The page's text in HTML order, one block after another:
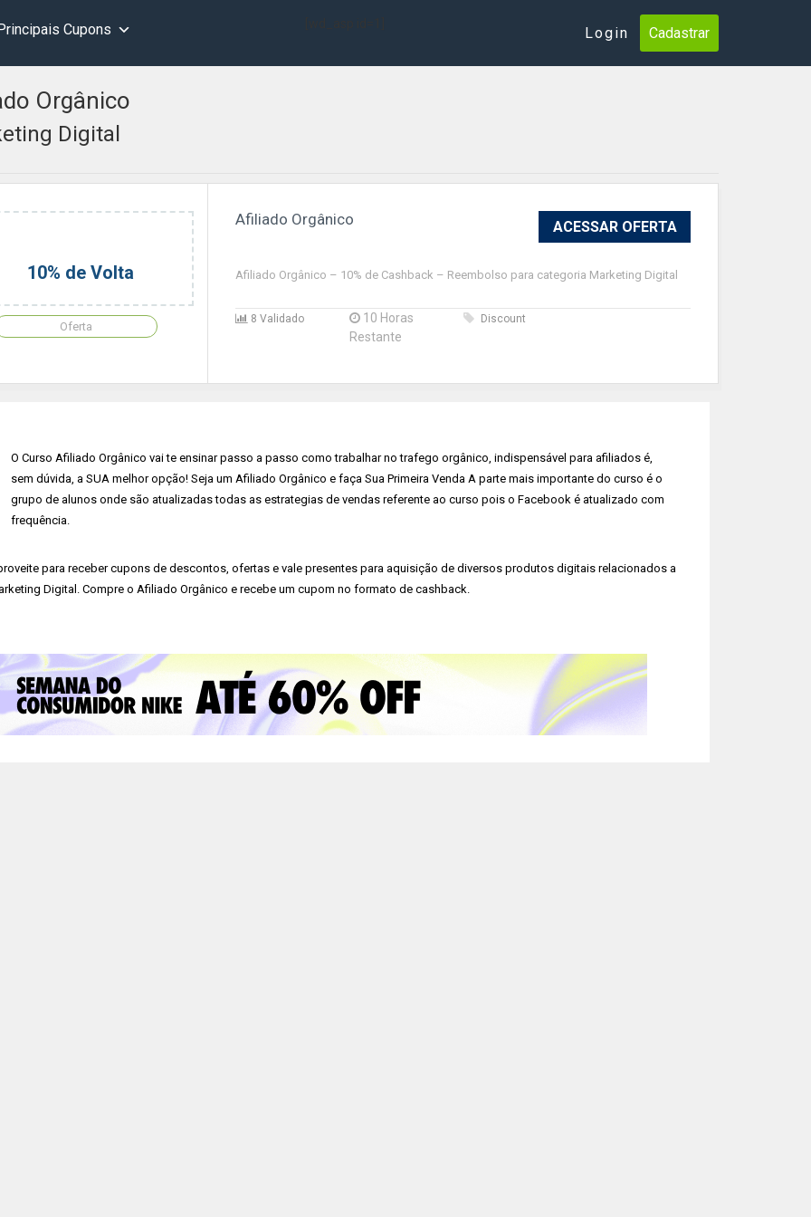
Cupons Login Cadastrar
Orgânico
Digital
10% de Volta
Oferta
Afiliado Orgânico ACESSAR OFERTA
Afiliado Orgânico – 10% de Cashback – Reembolso para categoria Marketing Digital
8 Validado
10 Horas
Restante
Discount
O Curso Afiliado Orgânico vai te ensinar passo a passo como trabalhar no trafego orgânico, indispensável para afiliados é,
sem dúvida, a SUA melhor opção! Seja um Afiliado Orgânico e faça Sua Primeira Venda A parte mais importante do curso é o
grupo de alunos onde são atualizadas todas as estrategias de vendas referente ao curso pois o Facebook é atualizado com
frequência.
para receber cupons de descontos, ofertas e vale presentes para aquisição de diversos produtos digitais relacionados a
Digital. Compre o Afiliado Orgânico e recebe um cupom no formato de cashback.